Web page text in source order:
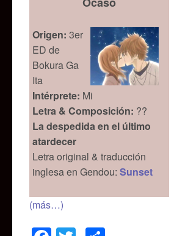
Origen: 3er
ED de
Bokura Ga
Ita
Intérprete: Mi
Letra & Composición: ??
La despedida en el último
atardecer
Letra original & traducción
inglesa en Gendou: Sunset
(más…)